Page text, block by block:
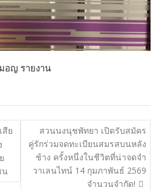
อญ รายงาน
สีย
น
สวนนงนุชพัทยา เปิดรับสมัคร
คู่รักร่วมจดทะเบียนสมรสบนหลัง
ช้าง ครั้งหนึ่งในชีวิตที่น่าจดจำ
วาเลนไทน์ 14 กุมภาพันธ์ 2569
จำนวนจำกัด!